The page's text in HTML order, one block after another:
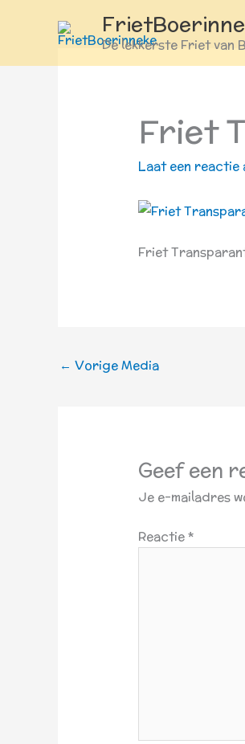
De lekkerste Friet van
Friet
Laat een
Friet
← Vorige Media
Geef een
Je e-mailadres
Reactie*